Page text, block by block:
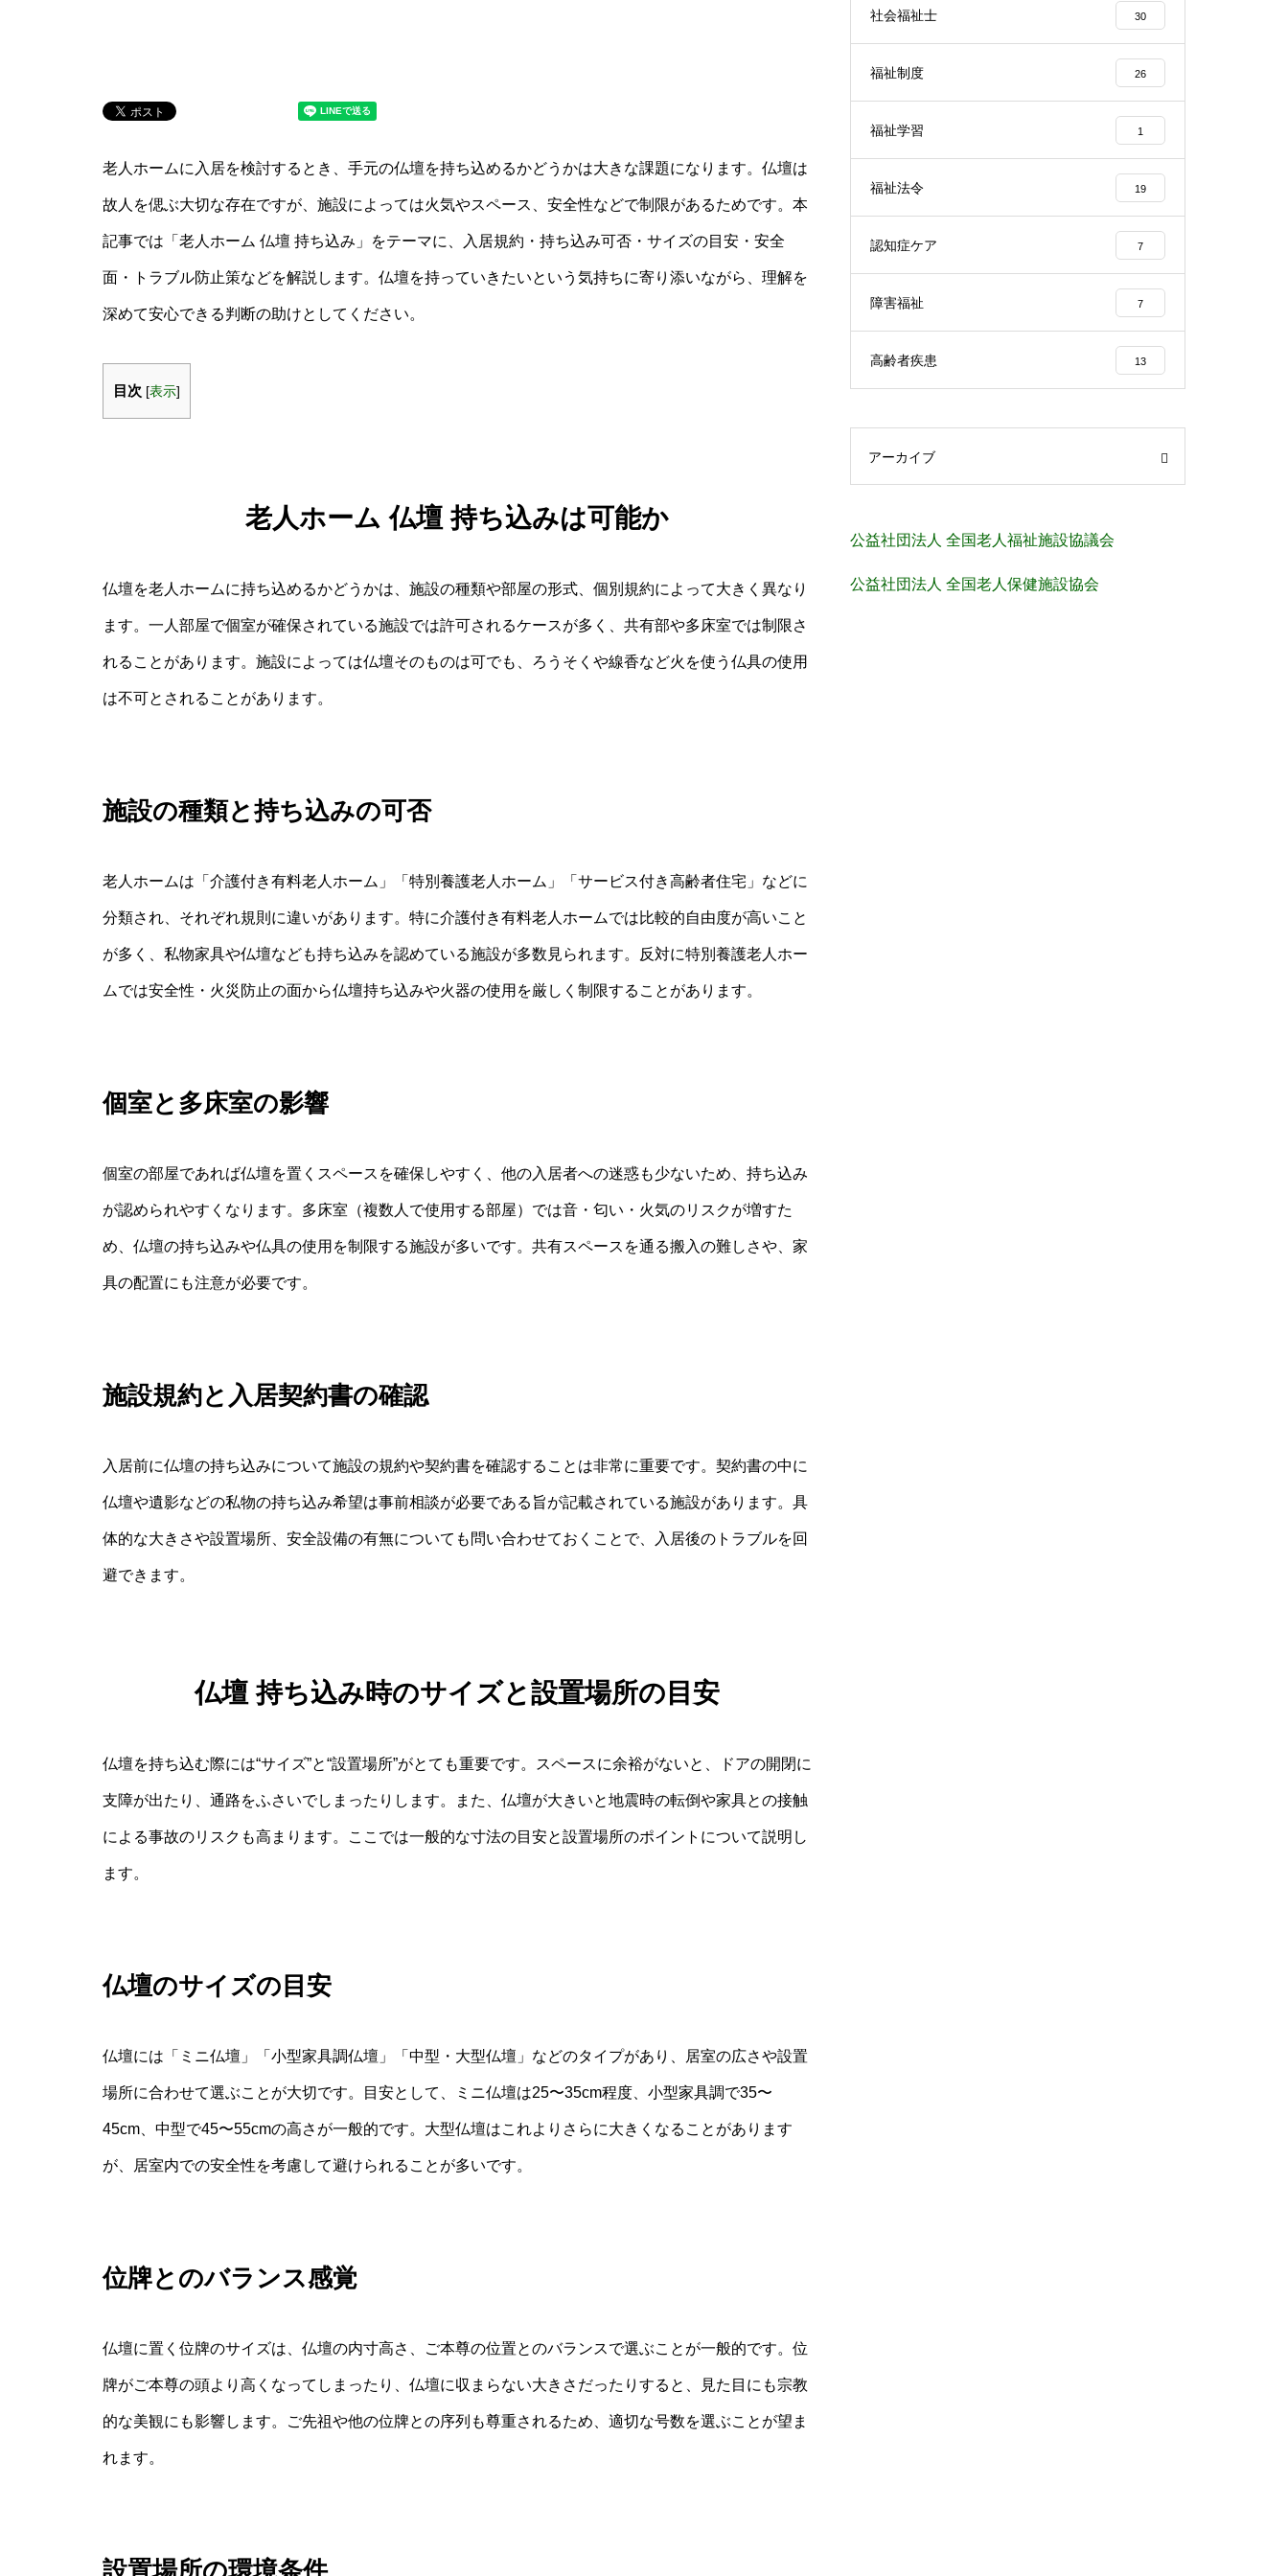
老人ホームに入居を検討するとき、手元の仏壇を持ち込めるかどうかは大きな課題になります。仏壇は
故人を偲ぶ大切な存在ですが、施設によっては火気やスペース、安全性などで制限があるためです。本
記事では「老人ホーム 仏壇 持ち込み」をテーマに、入居規約・持ち込み可否・サイズの目安・安全
面・トラブル防止策などを解説します。仏壇を持っていきたいという気持ちに寄り添いながら、理解を
深めて安心できる判断の助けとしてください。
目次 [表示]
老人ホーム 仏壇 持ち込みは可能か
仏壇を老人ホームに持ち込めるかどうかは、施設の種類や部屋の形式、個別規約によって大きく異なり
ます。一人部屋で個室が確保されている施設では許可されるケースが多く、共有部や多床室では制限さ
れることがあります。施設によっては仏壇そのものは可でも、ろうそくや線香など火を使う仏具の使用
は不可とされることがあります。
施設の種類と持ち込みの可否
老人ホームは「介護付き有料老人ホーム」「特別養護老人ホーム」「サービス付き高齢者住宅」などに
分類され、それぞれ規則に違いがあります。特に介護付き有料老人ホームでは比較的自由度が高いこと
が多く、私物家具や仏壇なども持ち込みを認めている施設が多数見られます。反対に特別養護老人ホー
ムでは安全性・火災防止の面から仏壇持ち込みや火器の使用を厳しく制限することがあります。
個室と多床室の影響
個室の部屋であれば仏壇を置くスペースを確保しやすく、他の入居者への迷惑も少ないため、持ち込み
が認められやすくなります。多床室（複数人で使用する部屋）では音・匂い・火気のリスクが増すた
め、仏壇の持ち込みや仏具の使用を制限する施設が多いです。共有スペースを通る搬入の難しさや、家
具の配置にも注意が必要です。
施設規約と入居契約書の確認
入居前に仏壇の持ち込みについて施設の規約や契約書を確認することは非常に重要です。契約書の中に
仏壇や遺影などの私物の持ち込み希望は事前相談が必要である旨が記載されている施設があります。具
体的な大きさや設置場所、安全設備の有無についても問い合わせておくことで、入居後のトラブルを回
避できます。
仏壇 持ち込み時のサイズと設置場所の目安
仏壇を持ち込む際には“サイズ”と“設置場所”がとても重要です。スペースに余裕がないと、ドアの開閉に
支障が出たり、通路をふさいでしまったりします。また、仏壇が大きいと地震時の転倒や家具との接触
による事故のリスクも高まります。ここでは一般的な寸法の目安と設置場所のポイントについて説明し
ます。
仏壇のサイズの目安
仏壇には「ミニ仏壇」「小型家具調仏壇」「中型・大型仏壇」などのタイプがあり、居室の広さや設置
場所に合わせて選ぶことが大切です。目安として、ミニ仏壇は25〜35cm程度、小型家具調で35〜
45cm、中型で45〜55cmの高さが一般的です。大型仏壇はこれよりさらに大きくなることがあります
が、居室内での安全性を考慮して避けられることが多いです。
位牌とのバランス感覚
仏壇に置く位牌のサイズは、仏壇の内寸高さ、ご本尊の位置とのバランスで選ぶことが一般的です。位
牌がご本尊の頭より高くなってしまったり、仏壇に収まらない大きさだったりすると、見た目にも宗教
的な美観にも影響します。ご先祖や他の位牌との序列も尊重されるため、適切な号数を選ぶことが望ま
れます。
設置場所の環境条件
社会福祉士 30
福祉制度 26
福祉学習 1
福祉法令 19
認知症ケア 7
障害福祉 7
高齢者疾患 13
アーカイブ
公益社団法人 全国老人福祉施設協議会
公益社団法人 全国老人保健施設協会